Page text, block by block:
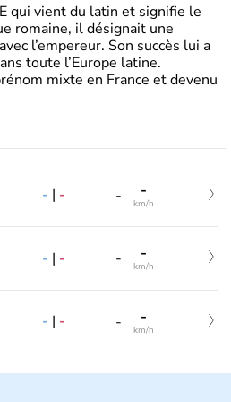
qui vient du latin et signifie le
romaine, il désignait une
l’empereur. Son succès lui a
toute l’Europe latine.
mixte en France et devenu
- | - - -
km/h
- | - - -
km/h
- | - - -
km/h